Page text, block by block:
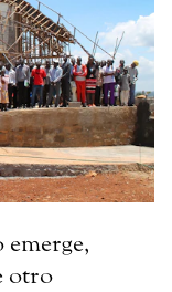
otro